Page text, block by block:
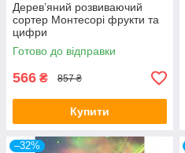
Дерев’яний розвиваючий
сортер Монтесорі фрукти та
цифри
Готово до відправки
566 ₴ 857 ₴
Купити
–32%